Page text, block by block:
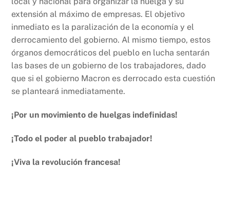
extensión al máximo de empresas. El objetivo
inmediato es la paralización de la economía y el
derrocamiento del gobierno. Al mismo tiempo, estos
órganos democráticos del pueblo en lucha sentarán
las bases de un gobierno de los trabajadores, dado
que si el gobierno Macron es derrocado esta cuestión
se planteará inmediatamente.
¡Por un movimiento de huelgas indefinidas!
¡Todo el poder al pueblo trabajador!
¡Viva la revolución francesa!